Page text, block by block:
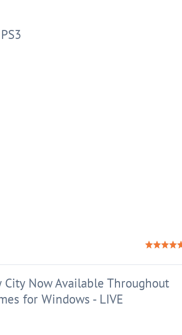
Now Available Throughout
for Windows - LIVE